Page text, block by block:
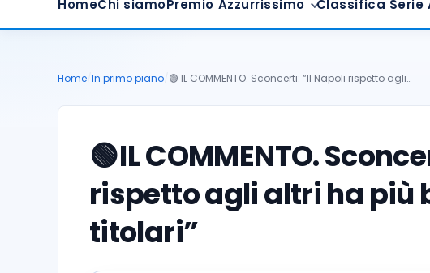
HomeChi siamoPremio Azzurrissimo Classifica Serie
Home In primo piano 🟢 IL COMMENTO. Sconcerti: “Il Napoli rispetto agli…
🟢IL COMMENTO.
rispetto agli altri ha più
titolari”